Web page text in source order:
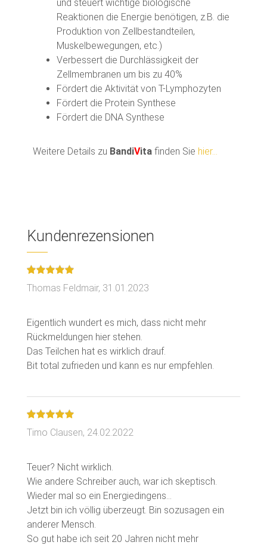
und steuert wichtige biologische
Reaktionen die Energie benötigen, z.B. die
Produktion von Zellbestandteilen,
Muskelbewegungen, etc.)
Verbessert die Durchlässigkeit der
Zellmembranen um bis zu 40%
Fördert die Aktivität von T-Lymphozyten
Fördert die Protein Synthese
Fördert die DNA Synthese
Weitere Details zu BandiVita finden Sie hier...
Kundenrezensionen
Thomas Feldmair, 31.01.2023
Eigentlich wundert es mich, dass nicht mehr
Rückmeldungen hier stehen.
Das Teilchen hat es wirklich drauf.
Timo Clausen, 24.02.2022
Teuer? Nicht wirklich.
Wie andere Schreiber auch, war ich skeptisch.
Wieder mal so ein Energiedingens...
Jetzt bin ich völlig überzeugt. Bin sozusagen ein
anderer Mensch.
So gut habe ich seit 20 Jahren nicht mehr